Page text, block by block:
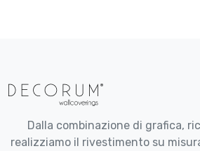
Dalla combinazione di grafica,
realizziamo il rivestimento su